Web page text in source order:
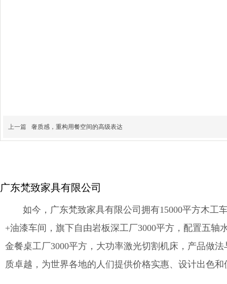
上一篇 奢质感，重构用餐空间的高级表达
广东梵致家具有限公司
如今，广东梵致家具有限公司拥有15000平方木工
+油漆车间，旗下自由岩板深工厂3000平方，配置五轴
金餐桌工厂3000平方，大功率激光切割机床，产品做
质卓越，为世界各地的人们提供价格实惠、设计出色